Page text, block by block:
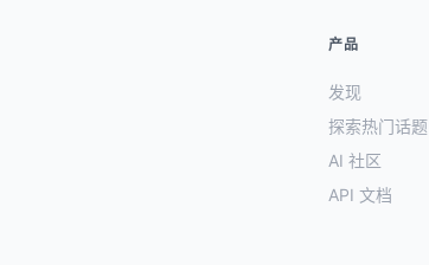
产品
发现
探索热门话题
AI 社区
API 文档